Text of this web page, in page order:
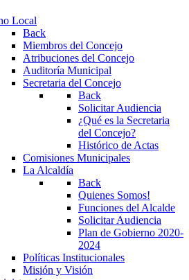
Local
Back
Miembros del Concejo
Atribuciones del Concejo
Auditoría Municipal
Secretaria del Concejo
Back
Solicitar Audiencia
¿Qué es la Secretaria
del Concejo?
Histórico de Actas
Comisiones Municipales
La Alcaldía
Back
Quienes Somos!
Funciones del Alcalde
Solicitar Audiencia
Plan de Gobierno 2020-
2024
Políticas Institucionales
Misión y Visión